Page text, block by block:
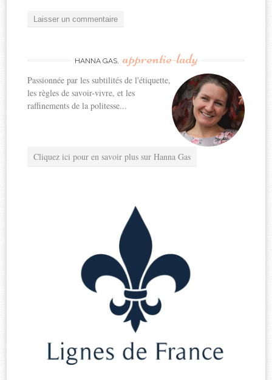
HANNA GAS, apprentie-lady
Passionnée par les subtilités de l'étiquette,
les règles de savoir-vivre, et les
raffinements de la politesse...
Cliquez ici pour en savoir plus sur Hanna Gas